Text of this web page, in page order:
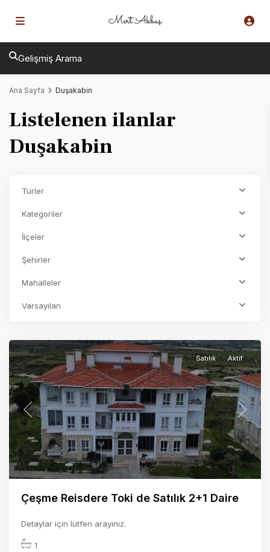
Gelişmiş Arama
Ana Sayfa Duşakabin
Listelenen ilanlar
Duşakabin
Türler
Kategoriler
İlçeler
Şehirler
Mahalleler
Varsayılan
Previous Next
Satılık Aktif
Çeşme Reisdere Toki de Satılık 2+1 Daire
Detaylar için lütfen arayınız.
1